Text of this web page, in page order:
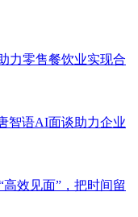
力零售餐饮业实现合
智语AI面谈助力企业
效见面”，把时间留